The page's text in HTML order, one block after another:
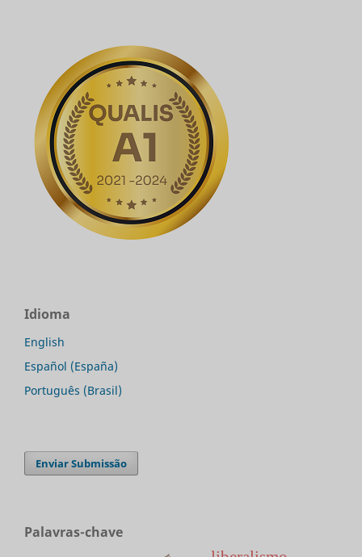
Idioma
English
Español (España)
Português (Brasil)
Enviar Submissão
Palavras-chave